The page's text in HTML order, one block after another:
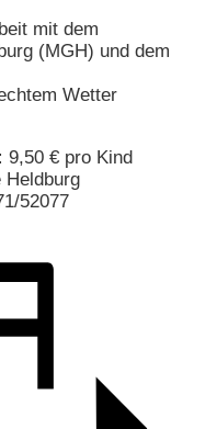
mit dem
(MGH) und dem
Wetter
9,50 € pro Kind
Heldburg
52077